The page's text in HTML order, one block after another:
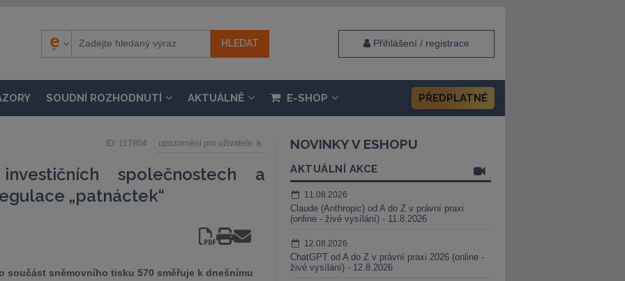
Přihlášení / registrace
SOUDNÍ ROZHODNUTÍ AKTUÁLNĚ E-SHOP PŘEDPLATNÉ
ID: 117804 upozornění pro uživatele
společnostech a
„patnáctek“
součást sněmovního tisku 570 směřuje k dnešnímu
NOVINKY V ESHOPU
AKTUÁLNÍ AKCE
11.08.2026
Claude (Anthropic) od A do Z v právní praxi
(online - živé vysílání) - 11.8.2026
12.08.2026
ChatGPT od A do Z v právní praxi 2026 (online -
živé vysílání) - 12.8.2026